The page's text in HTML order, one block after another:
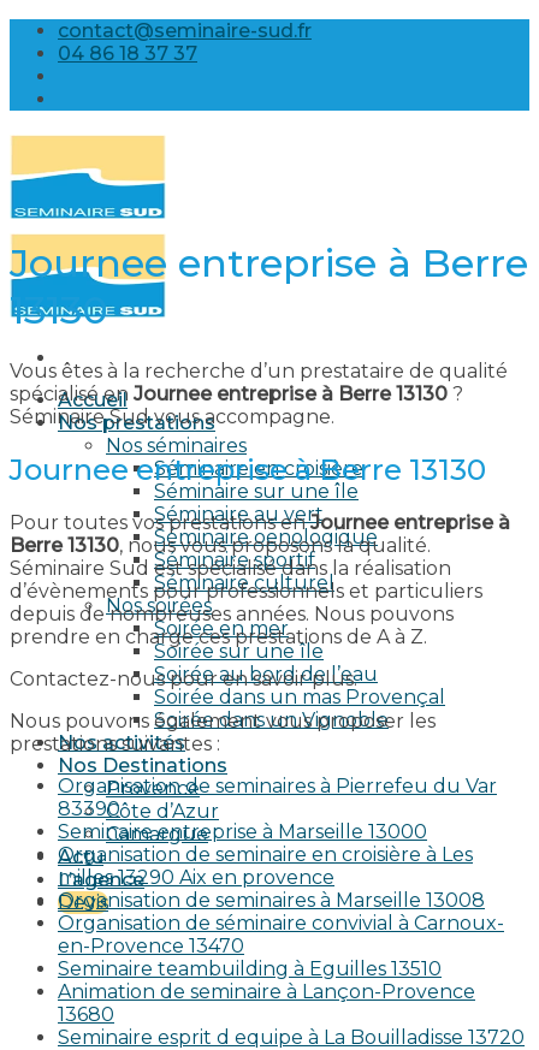
Skip
content
contact@seminaire-sud.fr
04 86 18 37 37
Accueil
Nos prestations
Nos séminaires
Séminaire en croisière
Séminaire sur une île
Séminaire au vert
Séminaire oenologique
Séminaire sportif
Séminaire culturel
Nos soirées
Soirée en mer
Soirée sur une île
Soirée au bord de l’eau
Soirée dans un mas Provençal
Soirée dans un Vignoble
Nos activités
Nos Destinations
Provence
Côte d’Azur
Camargue
Actu
L’agence
Devis
Journee entreprise à Berre
13130
Vous êtes à la recherche d’un prestataire de qualité
spécialisé en Journee entreprise à Berre 13130 ?
Séminaire Sud vous accompagne.
Journee entreprise à Berre 13130
Pour toutes vos prestations enJournee entreprise à
Berre 13130, nous vous proposons la qualité.
Séminaire Sud est spécialisé dans la réalisation
d’évènements pour professionnels et particuliers
depuis de nombreuses années. Nous pouvons
prendre en charge ces prestations de A à Z.
Contactez-nous pour en savoir plus.
Nous pouvons également vous proposer les
prestations suivantes :
Organisation de seminaires à Pierrefeu du Var
83390
Seminaire entreprise à Marseille 13000
Organisation de seminaire en croisière à Les
milles 13290 Aix en provence​
Organisation de seminaires à Marseille 13008
Organisation de séminaire convivial à Carnoux-
en-Provence 13470
Seminaire teambuilding à Eguilles 13510
Animation de seminaire à Lançon-Provence
13680
Seminaire esprit d equipe à La Bouilladisse 13720